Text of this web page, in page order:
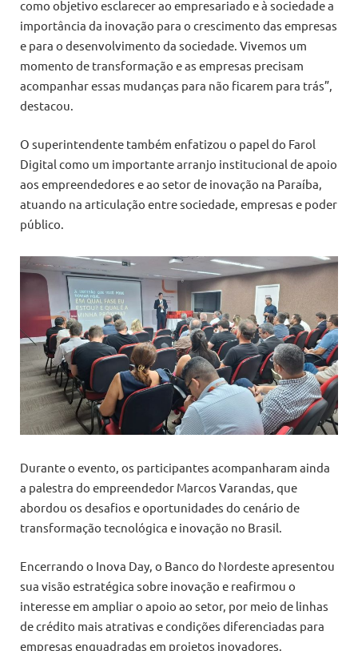
como objetivo esclarecer ao empresariado e à sociedade a
importância da inovação para o crescimento das empresas
e para o desenvolvimento da sociedade. Vivemos um
momento de transformação e as empresas precisam
acompanhar essas mudanças para não ficarem para trás”,
destacou.
O superintendente também enfatizou o papel do Farol
Digital como um importante arranjo institucional de apoio
aos empreendedores e ao setor de inovação na Paraíba,
atuando na articulação entre sociedade, empresas e poder
público.
Durante o evento, os participantes acompanharam ainda
a palestra do empreendedor Marcos Varandas, que
abordou os desafios e oportunidades do cenário de
transformação tecnológica e inovação no Brasil.
Encerrando o Inova Day, o Banco do Nordeste apresentou
sua visão estratégica sobre inovação e reafirmou o
interesse em ampliar o apoio ao setor, por meio de linhas
de crédito mais atrativas e condições diferenciadas para
empresas enquadradas em projetos inovadores.